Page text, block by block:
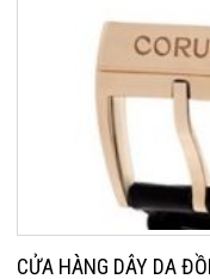
CỬA HÀNG DÂY DA